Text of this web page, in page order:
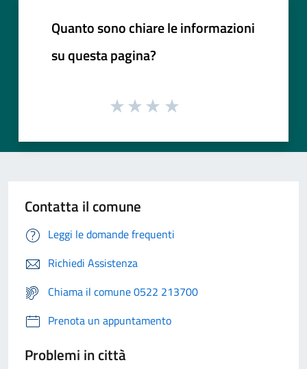
Quanto sono chiare le informazioni
su questa pagina?
Contatta il comune
Leggi le domande frequenti
Richiedi Assistenza
Chiama il comune 0522 213700
Prenota un appuntamento
Problemi in città